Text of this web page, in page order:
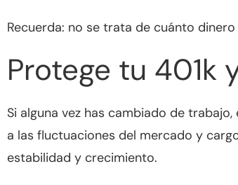
Recuerda: no se trata de cuánto
Protege tu 401k
Si alguna vez has cambiado de
a las fluctuaciones del mercado y
estabilidad y crecimiento.